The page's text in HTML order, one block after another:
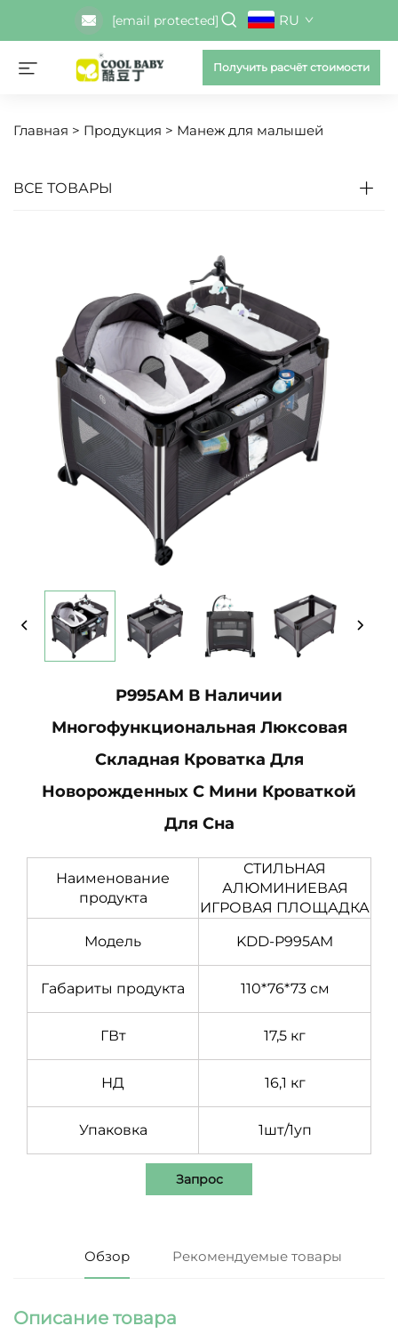
[email protected] RU
Получить расчёт стоимости
Главная > Продукция > Манеж для малышей
ВСЕ ТОВАРЫ
P995AM В Наличии
Многофункциональная Люксовая
Складная Кроватка Для
Новорожденных С Мини Кроваткой
Для Сна
Наименование
продукта
СТИЛЬНАЯ
АЛЮМИНИЕВАЯ
ИГРОВАЯ ПЛОЩАДКА
Модель
KDD-P995AM
Габариты продукта 110*76*73 см
ГВт 17,5 кг
НД 16,1 кг
Упаковка 1шт/1уп
Запрос
Обзор Рекомендуемые товары
Описание товара